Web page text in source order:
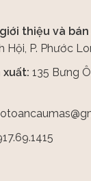
thiệu và bán
Hội, P. Phước
xuất: 135 Bưng